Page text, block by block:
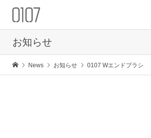
お知らせ
News お知らせ 0107 Wエンドブラシ